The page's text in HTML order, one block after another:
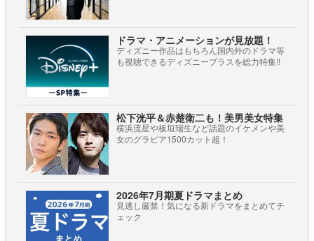
ドラマ・アニメーションが見放題！
ディズニー作品はもちろん国内外のドラマ等
も視聴できるディズニープラスを総力特集!!
松下洸平＆赤楚衛二も！美男美女特集
横浜流星や板垣瑞生など話題のイケメンや美
女のグラビア1500カット超！
2026年7月期夏ドラマまとめ
見逃し厳禁！気になる新ドラマをまとめてチ
ェック